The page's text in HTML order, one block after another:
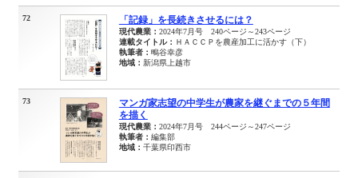
72 「記録」を長続きさせるには？
現代農業： 2024年7月号 240ページ～243ページ
連載タイトル： ＨＡＣＣＰを農産加工に活かす（下）
執筆者： 鴫谷幸彦
地域： 新潟県上越市
73
マンガ家志望の中学生が農家を継ぐまでの５年間
を描く
現代農業： 2024年7月号 244ページ～247ページ
執筆者： 編集部
地域： 千葉県印西市